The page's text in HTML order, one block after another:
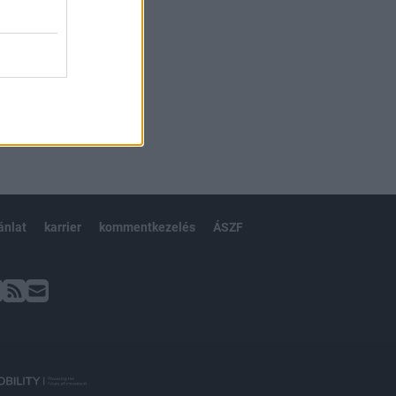
karrier kommentkezelés ÁSZF